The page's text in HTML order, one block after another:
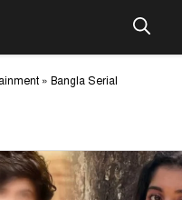
» Bangla Serial